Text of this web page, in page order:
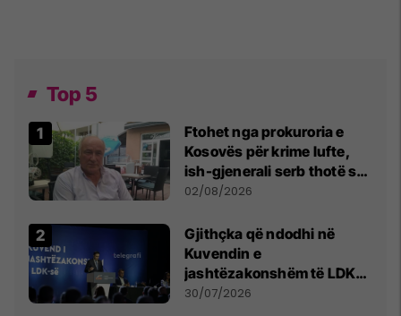
Top 5
Ftohet nga prokuroria e
Kosovës për krime lufte,
ish-gjenerali serb thotë se
dikush e tradhtoi në
02/08/2026
Gjithçka që ndodhi në
Kuvendin e
jashtëzakonshëm të LDK-
së
30/07/2026